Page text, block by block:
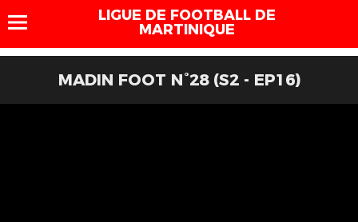
LIGUE DE FOOTBALL DE
MARTINIQUE
MADIN FOOT N°28 (S2 - EP16)